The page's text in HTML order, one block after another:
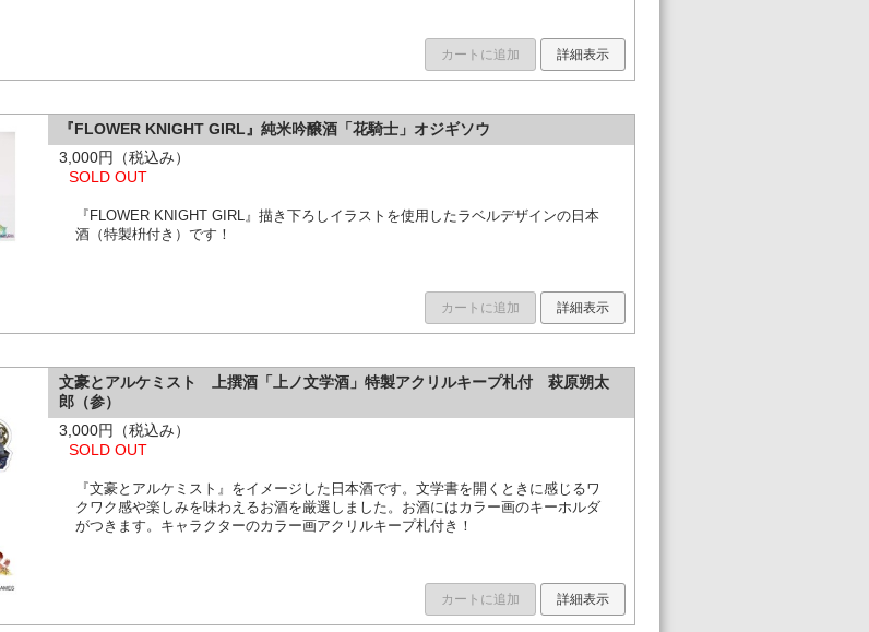
カートに追加 詳細表示
『FLOWER KNIGHT GIRL』純米吟醸酒「花騎士」オジギソウ
3,000円（税込み）
SOLD OUT
『FLOWER KNIGHT GIRL』描き下ろしイラストを使用したラベルデザインの日本
酒（特製枡付き）です！
カートに追加 詳細表示
文豪とアルケミスト 上撰酒「上ノ文学酒」特製アクリルキープ札付 萩原朔太
郎（参）
3,000円（税込み）
SOLD OUT
『文豪とアルケミスト』をイメージした日本酒です。文学書を開くときに感じるワ
クワク感や楽しみを味わえるお酒を厳選しました。お酒にはカラー画のキーホルダ
がつきます。キャラクターのカラー画アクリルキープ札付き！
カートに追加 詳細表示